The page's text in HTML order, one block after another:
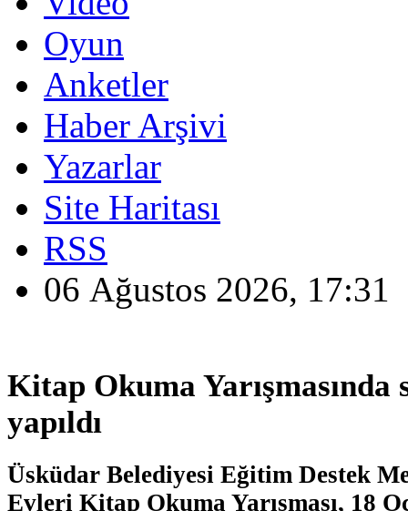
Oyun
Anketler
Haber Arşivi
Yazarlar
Site Haritası
RSS
06 Ağustos 2026, 17:31
Kitap Okuma Yarışmasında
yapıldı
Üsküdar Belediyesi Eğitim Destek
Evleri Kitap Okuma Yarışması, 18